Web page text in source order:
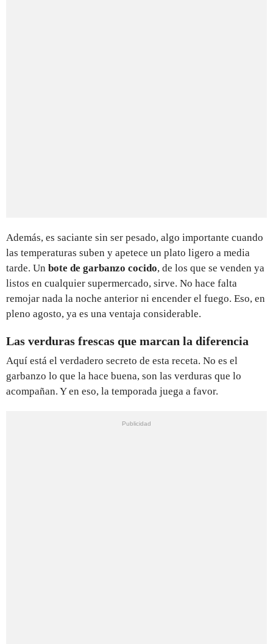
Además, es saciante sin ser pesado, algo importante cuando
las temperaturas suben y apetece un plato ligero a media
tarde. Un bote de garbanzo cocido, de los que se venden ya
listos en cualquier supermercado, sirve. No hace falta
remojar nada la noche anterior ni encender el fuego. Eso, en
pleno agosto, ya es una ventaja considerable.
Las verduras frescas que marcan la diferencia
Aquí está el verdadero secreto de esta receta. No es el
garbanzo lo que la hace buena, son las verduras que lo
acompañan. Y en eso, la temporada juega a favor.